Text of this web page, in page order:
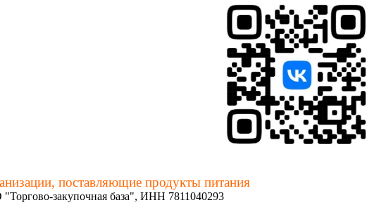
поставляющие продукты питания
закупочная база", ИНН 7811040293